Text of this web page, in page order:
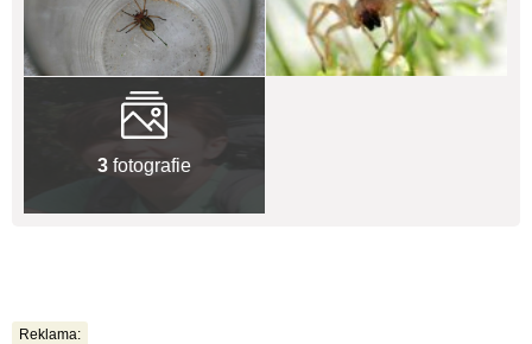
3 fotografie
Reklama: